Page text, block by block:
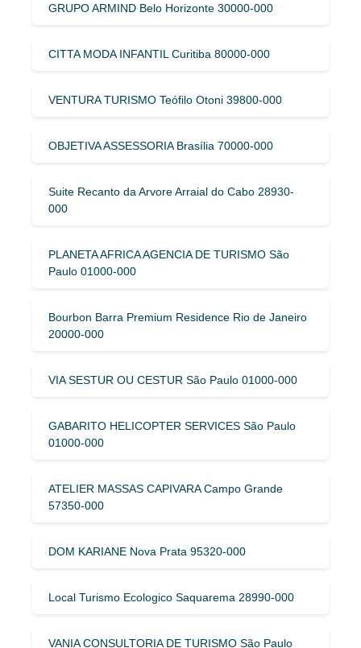
GRUPO ARMIND Belo Horizonte 30000-000
CITTA MODA INFANTIL Curitiba 80000-000
VENTURA TURISMO Teófilo Otoni 39800-000
OBJETIVA ASSESSORIA Brasília 70000-000
Suite Recanto da Arvore Arraial do Cabo 28930-
000
PLANETA AFRICA AGENCIA DE TURISMO São
Paulo 01000-000
Bourbon Barra Premium Residence Rio de Janeiro
20000-000
VIA SESTUR OU CESTUR São Paulo 01000-000
GABARITO HELICOPTER SERVICES São Paulo
01000-000
ATELIER MASSAS CAPIVARA Campo Grande
57350-000
DOM KARIANE Nova Prata 95320-000
Local Turismo Ecologico Saquarema 28990-000
VANIA CONSULTORIA DE TURISMO São Paulo